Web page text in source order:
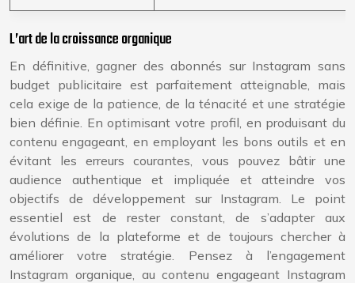
L’art de la croissance organique
En définitive, gagner des abonnés sur Instagram sans
budget publicitaire est parfaitement atteignable, mais
cela exige de la patience, de la ténacité et une stratégie
bien définie. En optimisant votre profil, en produisant du
contenu engageant, en employant les bons outils et en
évitant les erreurs courantes, vous pouvez bâtir une
audience authentique et impliquée et atteindre vos
objectifs de développement sur Instagram. Le point
essentiel est de rester constant, de s’adapter aux
évolutions de la plateforme et de toujours chercher à
améliorer votre stratégie. Pensez à l’engagement
Instagram organique, au contenu engageant Instagram